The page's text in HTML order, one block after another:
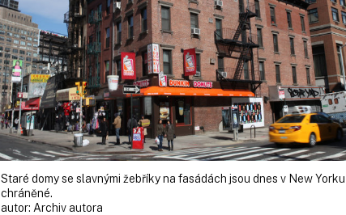
Staré domy se slavnými žebříky na fasádách jsou dnes v New
chráněné.
autor: Archiv autora